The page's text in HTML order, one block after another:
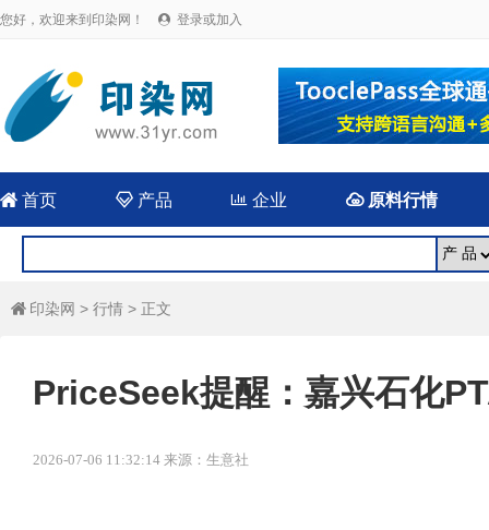
您好，欢迎来到印染网！  登录或加入
 首页 产品  企业 原料行情
 印染网 > 行情 > 正文
PriceSeek提醒：嘉兴石化
2026-07-06 11:32:14 来源：生意社